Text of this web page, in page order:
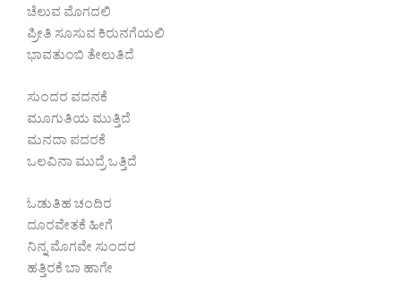
ಚೆಲುವ ಮೊಗದಲಿ
ಪ್ರೀತಿ ಸೂಸುವ ಕಿರುನಗೆಯಲಿ
ಭಾವತುಂಬಿ ತೇಲುತಿದೆ
ಸುಂದರ ವದನಕೆ
ಮೂಗುತಿಯ ಮುತ್ತಿದೆ
ಮನದಾ ಪದರಕೆ
ಒಲವಿನಾ ಮುದ್ರೆ ಒತ್ತಿದೆ
ಓಡುತಿಹ ಚಂದಿರ
ದೂರವೇತಕೆ ಹೀಗೆ
ನಿನ್ನ ಮೊಗವೇ ಸುಂದರ
ಹತ್ತಿರಕೆ ಬಾ ಹಾಗೇ